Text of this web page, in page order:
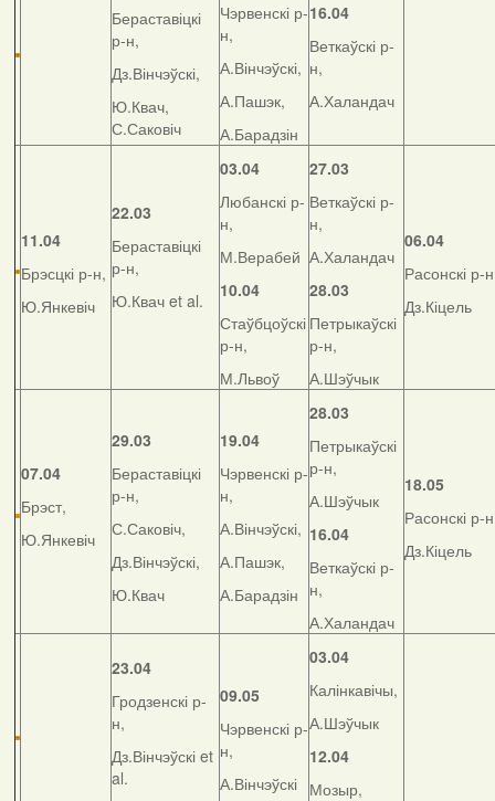
Бераставіцкі
р-н,
Дз.Вінчэўскі,
Ю.Квач,
С.Саковіч
Чэрвенскі р-
н,
А.Вінчэўскі,
А.Пашэк,
А.Барадзін
16.04
Веткаўскі р-
н,
А.Халандач
11.04
Брэсцкі р-н,
Ю.Янкевіч
22.03
Бераставіцкі
р-н,
Ю.Квач et al.
03.04
Любанскі р-
н,
М.Верабей
10.04
Стаўбцоўскі
р-н,
М.Львоў
27.03
Веткаўскі р-
н,
А.Халандач
28.03
Петрыкаўскі
р-н,
А.Шэўчык
06.04
Расонскі р-
Дз.Кіцель
07.04
Брэст,
Ю.Янкевіч
29.03
Бераставіцкі
р-н,
С.Саковіч,
Дз.Вінчэўскі,
Ю.Квач
19.04
Чэрвенскі р-
н,
А.Вінчэўскі,
А.Пашэк,
А.Барадзін
28.03
Петрыкаўскі
р-н,
А.Шэўчык
16.04
Веткаўскі р-
н,
А.Халандач
18.05
Расонскі р-
Дз.Кіцель
23.04
Гродзенскі р-
н,
Дз.Вінчэўскі et
al.
09.05
Чэрвенскі р-
н,
А.Вінчэўскі
03.04
Калінкавічы,
А.Шэўчык
12.04
Мозыр,